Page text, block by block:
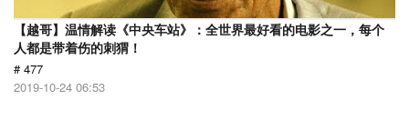
【越哥】温情解读《中央车站》：全世界最好看的电影之一，每个
人都是带着伤的刺猬！
# 477
2019-10-24 06:53